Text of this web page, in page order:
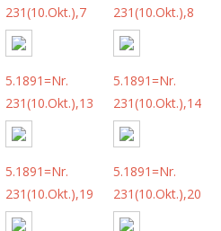
231(10.Okt.),7
231(10.Okt.),8
5.1891=Nr.
231(10.Okt.),13
5.1891=Nr.
231(10.Okt.),14
5.1891=Nr.
231(10.Okt.),19
5.1891=Nr.
231(10.Okt.),20